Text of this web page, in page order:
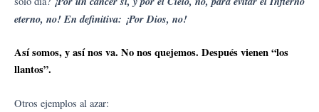
eterno, no! En definitiva: ¡Por Dios, no!
Así somos, y así nos va. No nos quejemos. Después vienen “los
llantos”.
Otros ejemplos al azar: